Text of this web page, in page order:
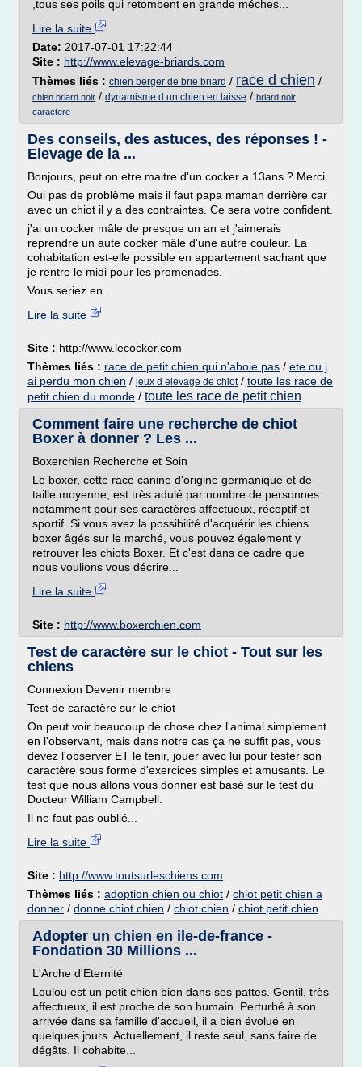
,tous ses poils qui retombent en grande méches...
Lire la suite
Date: 2017-07-01 17:22:44
Site : http://www.elevage-briards.com
Thèmes liés : chien berger de brie briard / race d chien /
chien briard noir / dynamisme d un chien en laisse / briard noir
caractere
Des conseils, des astuces, des réponses ! -
Elevage de la ...
Bonjours, peut on etre maitre d'un cocker a 13ans ? Merci
Oui pas de problème mais il faut papa maman derrière car
avec un chiot il y a des contraintes. Ce sera votre confident.
j'ai un cocker mâle de presque un an et j'aimerais
reprendre un aute cocker mâle d'une autre couleur. La
cohabitation est-elle possible en appartement sachant que
je rentre le midi pour les promenades.
Vous seriez en...
Lire la suite
Site : http://www.lecocker.com
Thèmes liés : race de petit chien qui n'aboie pas / ete ou j
ai perdu mon chien / jeux d elevage de chiot/ toute les race de
petit chien du monde / toute les race de petit chien
Comment faire une recherche de chiot
Boxer à donner ? Les ...
Boxerchien Recherche et Soin
Le boxer, cette race canine d'origine germanique et de
taille moyenne, est très adulé par nombre de personnes
notamment pour ses caractères affectueux, réceptif et
sportif. Si vous avez la possibilité d'acquérir les chiens
boxer âgés sur le marché, vous pouvez également y
retrouver les chiots Boxer. Et c'est dans ce cadre que
nous voulions vous décrire...
Lire la suite
Site : http://www.boxerchien.com
Test de caractère sur le chiot - Tout sur les
chiens
Connexion Devenir membre
Test de caractère sur le chiot
On peut voir beaucoup de chose chez l'animal simplement
en l'observant, mais dans notre cas ça ne suffit pas, vous
devez l'observer ET le tenir, jouer avec lui pour tester son
caractère sous forme d'exercices simples et amusants. Le
test que nous allons vous donner est basé sur le test du
Docteur William Campbell.
Il ne faut pas oublié...
Lire la suite
Site : http://www.toutsurleschiens.com
Thèmes liés : adoption chien ou chiot / chiot petit chien a
donner / donne chiot chien / chiot chien / chiot petit chien
Adopter un chien en ile-de-france -
Fondation 30 Millions ...
L'Arche d'Eternité
Loulou est un petit chien bien dans ses pattes. Gentil, très
affectueux, il est proche de son humain. Perturbé à son
arrivée dans sa famille d'accueil, il a bien évolué en
quelques jours. Actuellement, il reste seul, sans faire de
dégâts. Il cohabite...